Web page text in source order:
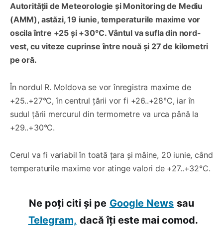
Autorității de Meteorologie și Monitoring de Mediu
(AMM), astăzi, 19 iunie, temperaturile maxime vor
oscila între +25 și +30°C. Vântul va sufla din nord-
vest, cu viteze cuprinse între nouă și 27 de kilometri
pe oră.
În nordul R. Moldova se vor înregistra maxime de
+25..+27°C, în centrul țării vor fi +26..+28°C, iar în
sudul țării mercurul din termometre va urca până la
+29..+30°C.
Cerul va fi variabil în toată țara și mâine, 20 iunie, când
temperaturile maxime vor atinge valori de +27..+32°C.
Ne poți citi și pe Google News sau
Telegram, dacă îți este mai comod.